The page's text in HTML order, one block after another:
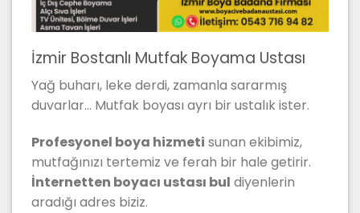
İzmir Bostanlı Mutfak Boyama Ustası
Yağ buharı, leke derdi, zamanla sararmış
duvarlar… Mutfak boyası ayrı bir ustalık ister.
Profesyonel boya hizmeti sunan ekibimiz,
mutfağınızı tertemiz ve ferah bir hale getirir.
İnternetten boyacı ustası bul diyenlerin
aradığı adres biziz.